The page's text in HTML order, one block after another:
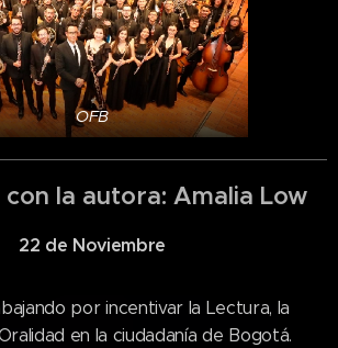
OFB
la autora: Amalia Low
22 de Noviembre
por incentivar la Lectura, la
en la ciudadanía de Bogotá.